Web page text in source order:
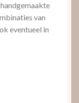
van
eventueel in